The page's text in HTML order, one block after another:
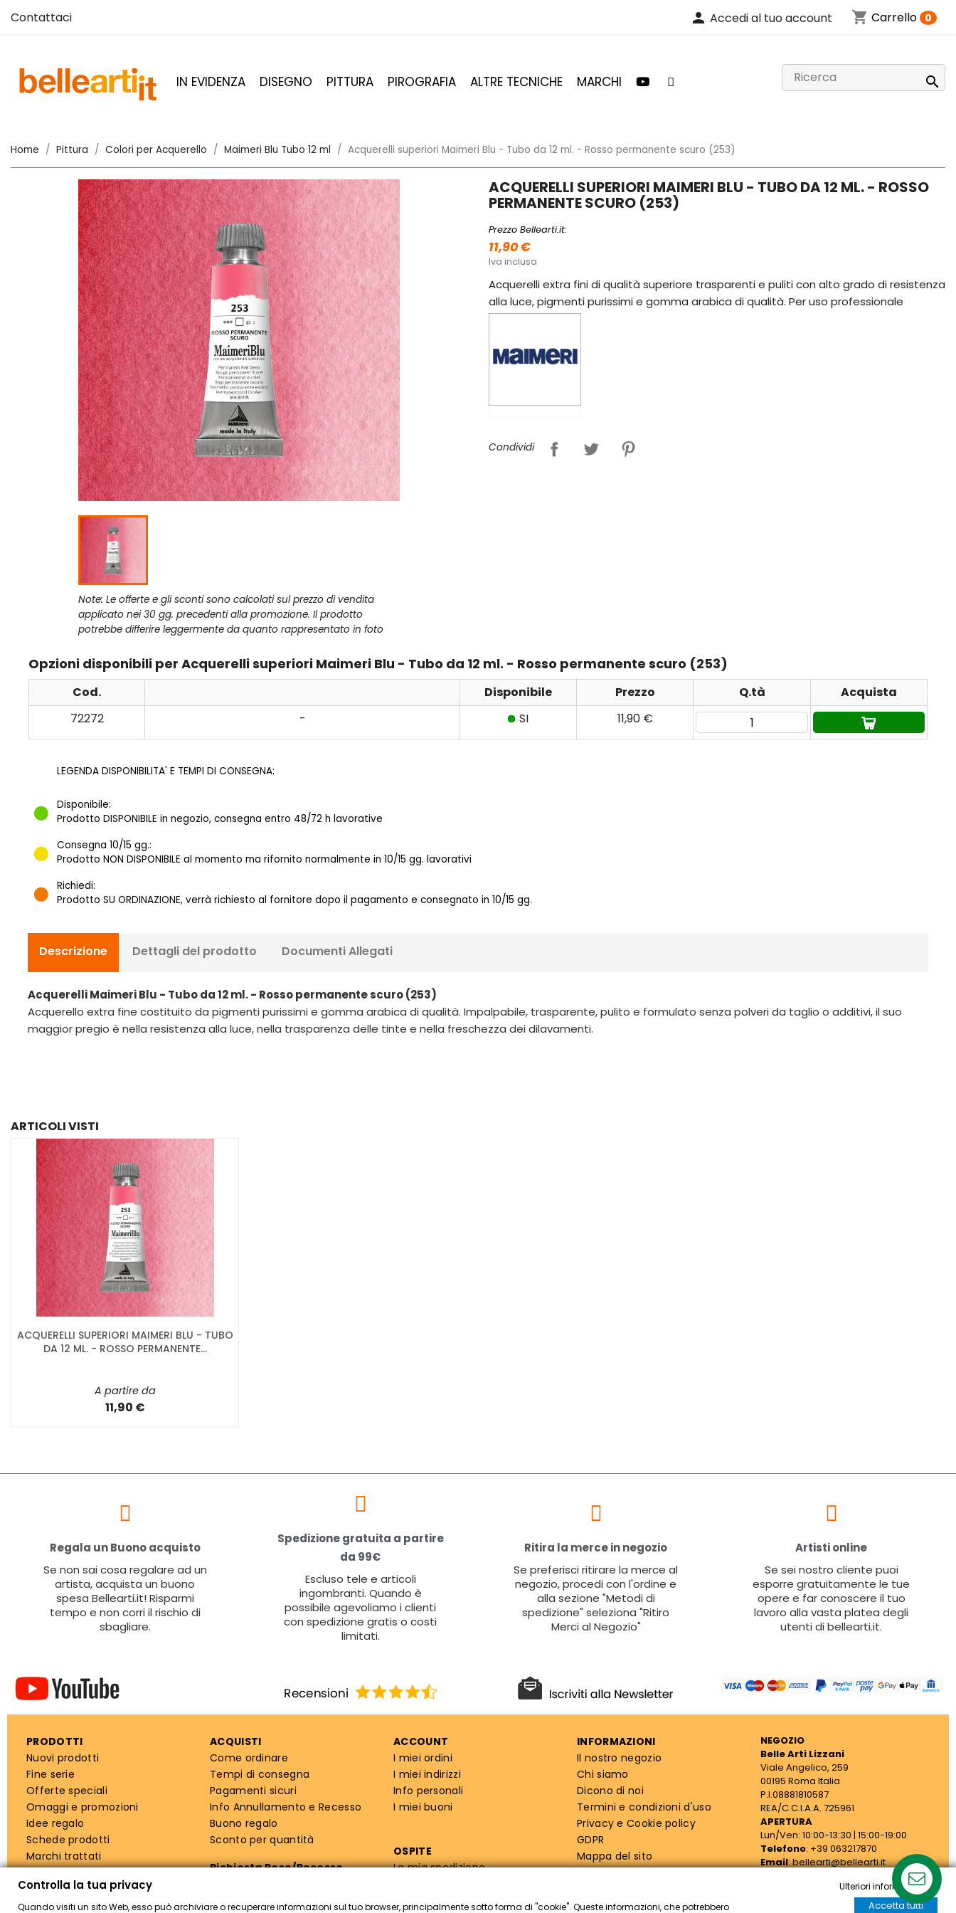
Contattaci person Accedi al tuo account shopping_cart Carrello 0
IN EVIDENZA DISEGNO PITTURA PIROGRAFIA ALTRE TECNICHE MARCHI 
Home Pittura Colori per Acquerello Maimeri Blu Tubo 12 ml Acquerelli superiori Maimeri Blu - Tubo da 12 ml. - Rosso permanente scuro (253)
Note: Le offerte e gli sconti sono calcolati sul prezzo di vendita
applicato nei 30 gg. precedenti alla promozione. Il prodotto
potrebbe differire leggermente da quanto rappresentato in foto
ACQUERELLI SUPERIORI MAIMERI BLU - TUBO DA 12 ML. - ROSSO
PERMANENTE SCURO (253)
Prezzo Bellearti.it:
11,90 €
Iva inclusa
Acquerelli extra fini di qualità superiore trasparenti e puliti con alto grado di resistenza
alla luce, pigmenti purissimi e gomma arabica di qualità. Per uso professionale
Condividi
Opzioni disponibili per Acquerelli superiori Maimeri Blu - Tubo da 12 ml. - Rosso permanente scuro (253)
Cod. Disponibile Prezzo Q.tà
Acquista
72272
- SI 11,90 €
LEGENDA DISPONIBILITA' E TEMPI DI CONSEGNA:
Disponibile:
Prodotto DISPONIBILE in negozio, consegna entro 48/72 h lavorative
Consegna 10/15 gg.:
Prodotto NON DISPONIBILE al momento ma rifornito normalmente in 10/15 gg. lavorativi
Richiedi:
Prodotto SU ORDINAZIONE, verrà richiesto al fornitore dopo il pagamento e consegnato in 10/15 gg.
Descrizione Dettagli del prodotto Documenti Allegati
Acquerelli Maimeri Blu - Tubo da 12 ml. - Rosso permanente scuro (253)
Acquerello extra fine costituito da pigmenti purissimi e gomma arabica di qualità. Impalpabile, trasparente, pulito e formulato senza polveri da taglio o additivi, il suo
maggior pregio è nella resistenza alla luce, nella trasparenza delle tinte e nella freschezza dei dilavamenti.
ARTICOLI VISTI
ACQUERELLI SUPERIORI MAIMERI BLU - TUBO
DA 12 ML. - ROSSO PERMANENTE...
A partire da
11,90 €
Regala un Buono acquisto
Se non sai cosa regalare ad un
artista, acquista un buono
spesa Bellearti.it! Risparmi
tempo e non corri il rischio di
sbagliare.
Spedizione gratuita a partire
da 99€
Escluso tele e articoli
ingombranti. Quando è
possibile agevoliamo i clienti
con spedizione gratis o costi
limitati.
Ritira la merce in negozio
Se preferisci ritirare la merce al
negozio, procedi con l'ordine e
alla sezione "Metodi di
spedizione" seleziona "Ritiro
Merci al Negozio"
Artisti online
Se sei nostro cliente puoi
esporre gratuitamente le tue
opere e far conoscere il tuo
lavoro alla vasta platea degli
utenti di bellearti.it.
PRODOTTI
Nuovi prodotti
Fine serie
Offerte speciali
Omaggi e promozioni
Idee regalo
Schede prodotti
Marchi trattati
ACQUISTI
Come ordinare
Tempi di consegna
Pagamenti sicuri
Info Annullamento e Recesso
Buono regalo
Sconto per quantità
Richiesta Reso/Recesso
ACCOUNT
I miei ordini
I miei indirizzi
Info personali
I miei buoni
OSPITE
La mia spedizione
INFORMAZIONI
Il nostro negozio
Chi siamo
Dicono di noi
Termini e condizioni d'uso
Privacy e Cookie policy
GDPR
Mappa del sito
Info privacy
NEGOZIO
Belle Arti Lizzani
Viale Angelico, 259
00195 Roma Italia
P.I.08881810587
REA/C.C.I.A.A. 725961
APERTURA
Lun/Ven: 10:00-13:30 | 15:00-19:00
Telefono: +39 063217870
Email: bellearti@bellearti.it
Controlla la tua privacy
Quando visiti un sito Web, esso può archiviare o recuperare informazioni sul tuo browser, principalmente sotto forma di "cookie". Queste informazioni, che potrebbero
Ulteriori informazioni
Accetta tutti